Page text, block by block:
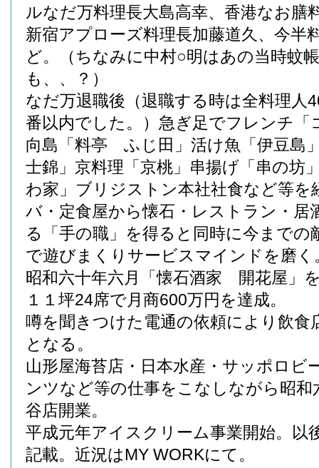
ルなだ万料理長大島高幸、香港なお膳
新宿アプローズ料理長加藤道久、今半
ど。（ちなみに中村○明はあの当時蚊
も、、？）
なだ万退職後（退職する時は全料理人
番以内でした。）急ぎ足でフレンチ「
向島「料亭 ふじ田」活け魚「伊豆島
士錦」京料理「京桃」串揚げ「串の坊
わ家」ブリジストン本社社食など等を
バ・定食屋から懐石・レストラン・居
る「手の職」を得ると同時に今までの
で遊びまくりサービスマインドを磨く
昭和六十年六月「懐石酒家 開花屋」
１１坪24席で月商600万円を達成。
噂を聞きつけた電通の依頼により飲食
となる。
山形屋海苔店・日本水産・サッポロビ
ンツなど等の仕事をこなしながら昭和
谷店開業。
平成元年アイスクリーム事業開始。以
記載。近況はMY WORKにて。